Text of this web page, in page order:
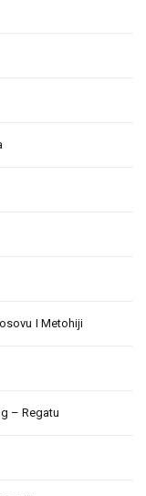
I Metohiji
– Regatu